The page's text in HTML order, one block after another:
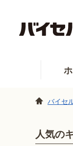
バイセ
人気の